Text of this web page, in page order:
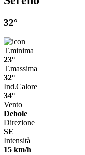
32°
T.minima
23°
T.massima
32°
Ind.Calore
34°
Vento
Debole
Direzione
SE
Intensità
15 km/h